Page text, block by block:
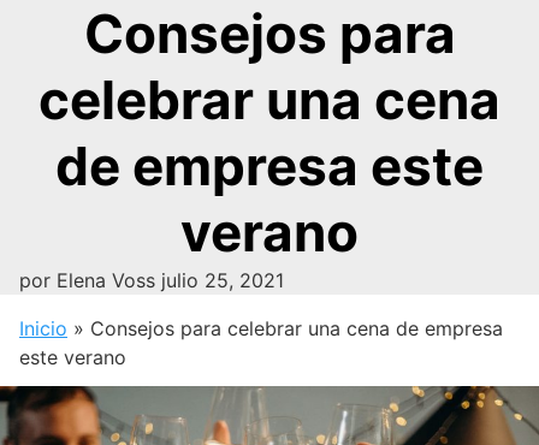
Consejos para
celebrar una cena
de empresa este
verano
por Elena Voss julio 25, 2021
Inicio » Consejos para celebrar una cena de empresa
este verano